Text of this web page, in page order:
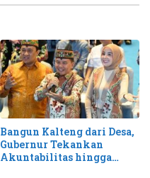
Bangun Kalteng dari Desa,
Gubernur Tekankan
Akuntabilitas hingga